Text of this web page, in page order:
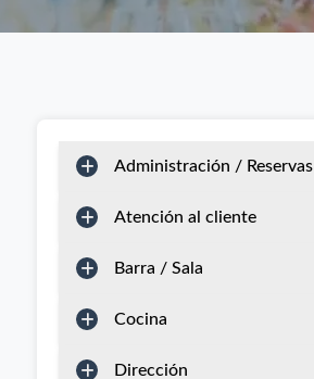
Administración / Reservas
Atención al cliente
Barra / Sala
Cocina
Dirección